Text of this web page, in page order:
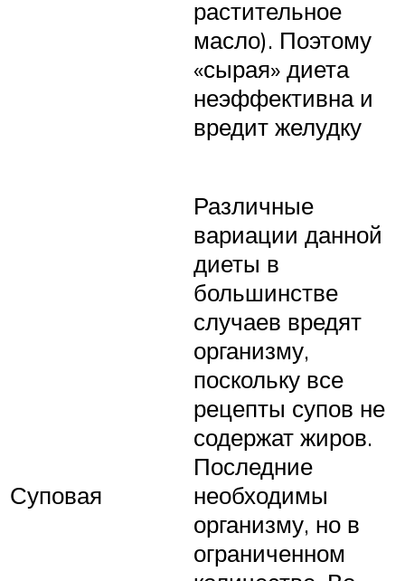
растительное
масло). Поэтому
«сырая» диета
неэффективна и
вредит желудку
Суповая
Различные
вариации данной
диеты в
большинстве
случаев вредят
организму,
поскольку все
рецепты супов не
содержат жиров.
Последние
необходимы
организму, но в
ограниченном